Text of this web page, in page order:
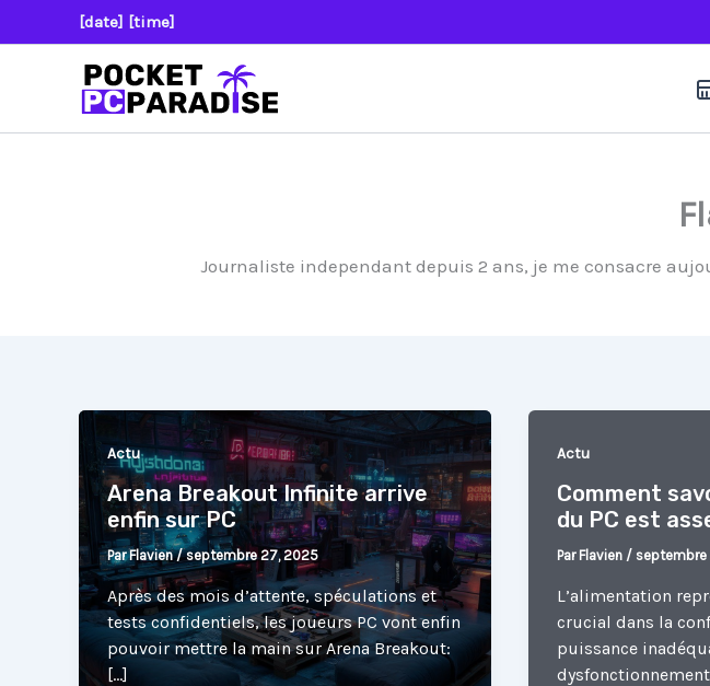
au
[date] [time]
Journaliste independant depuis 2 ans, je me consacre
Actu
Arena Breakout Infinite arrive
enfin sur PC
ParFlavien/septembre 27, 2025
Après des mois d’attente, spéculations et
tests confidentiels, les joueurs PC vont enfin
pouvoir mettre la main sur Arena Breakout:
[…]
Actu
Comment
du PC est
Par Flavien /
L’alimentation
crucial dans la
puissance